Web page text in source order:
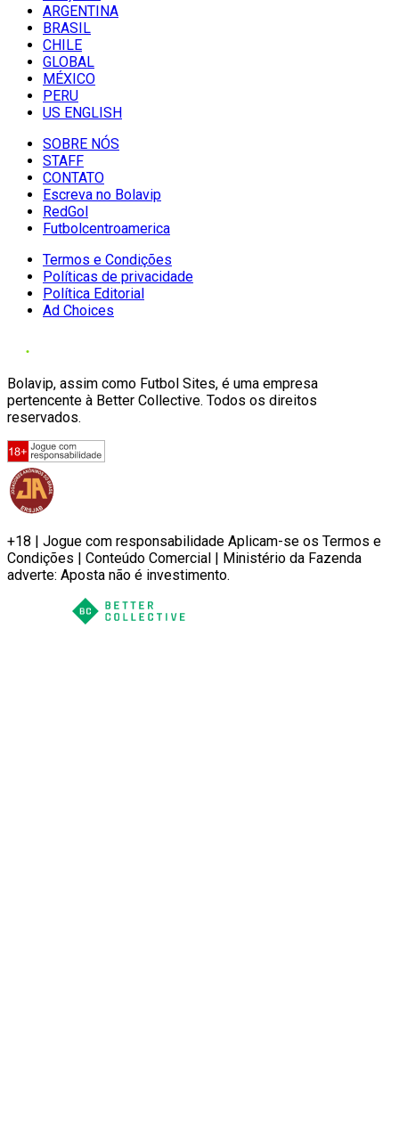
ARGENTINA
BRASIL
CHILE
GLOBAL
MÉXICO
PERU
US ENGLISH
SOBRE NÓS
STAFF
CONTATO
Escreva no Bolavip
RedGol
Futbolcentroamerica
Termos e Condições
Políticas de privacidade
Política Editorial
Ad Choices
Bolavip, assim como Futbol Sites, é uma empresa
pertencente à Better Collective. Todos os direitos
reservados.
+18 | Jogue com responsabilidade Aplicam-se os Termos e
Condições | Conteúdo Comercial | Ministério da Fazenda
adverte: Aposta não é investimento.